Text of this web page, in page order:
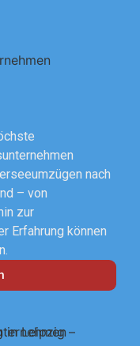
nach
– von
zur
Erfahrung können